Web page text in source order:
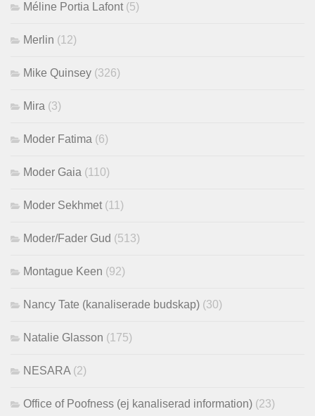
Méline Portia Lafont (5)
Merlin (12)
Mike Quinsey (326)
Mira (3)
Moder Fatima (6)
Moder Gaia (110)
Moder Sekhmet (11)
Moder/Fader Gud (513)
Montague Keen (92)
Nancy Tate (kanaliserade budskap) (30)
Natalie Glasson (175)
NESARA (2)
Office of Poofness (ej kanaliserad information) (23)